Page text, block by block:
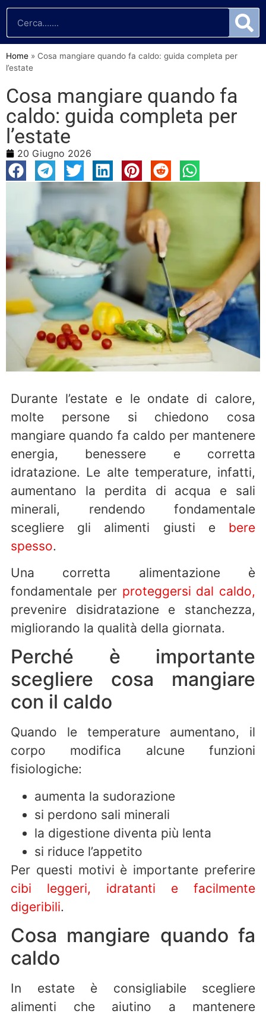
Home » Cosa mangiare quando fa caldo: guida completa per
l’estate
Cosa mangiare quando fa
caldo: guida completa per
l’estate
20 Giugno 2026
Durante l’estate e le ondate di calore,
molte persone si chiedono cosa
mangiare quando fa caldo per mantenere
energia, benessere e corretta
idratazione. Le alte temperature, infatti,
aumentano la perdita di acqua e sali
minerali, rendendo fondamentale
scegliere gli alimenti giusti e bere
spesso.
Una corretta alimentazione è
fondamentale perproteggersi dal caldo,
prevenire disidratazione e stanchezza,
migliorando la qualità della giornata.
Perché è importante
scegliere cosa mangiare
con il caldo
Quando le temperature aumentano, il
corpo modifica alcune funzioni
fisiologiche:
aumenta la sudorazione
si perdono sali minerali
la digestione diventa più lenta
si riduce l’appetito
Per questi motivi è importante preferire
cibi leggeri, idratanti e facilmente
digeribili.
Cosa mangiare quando fa
caldo
In estate è consigliabile scegliere
alimenti che aiutino a mantenere